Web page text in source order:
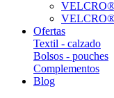
Ofertas
Textil - calzado
Bolsos - pouches
Complementos
Blog